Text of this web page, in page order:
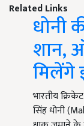
Related Links
धोनी
शान,
मिलेंगे
भारतीय
सिंह धोनी